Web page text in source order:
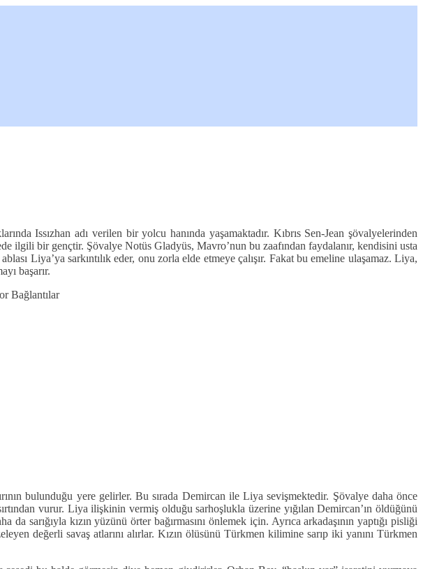
Issızhan adı verilen bir yolcu hanında yaşamaktadır. Kıbrıs Sen-Jean şövalyelerinden
ilgili bir gençtir. Şövalye Notüs Gladyüs, Mavro’nun bu zaafından faydalanır, kendisini usta
Liya’ya sarkıntılık eder, onu zorla elde etmeye çalışır. Fakat bu emeline ulaşamaz. Liya,
başarır.
Bağlantılar
bulunduğu yere gelirler. Bu sırada Demircan ile Liya sevişmektedir. Şövalye daha önce
vurur. Liya ilişkinin vermiş olduğu sarhoşlukla üzerine yığılan Demircan’ın öldüğünü
sarığıyla kızın yüzünü örter bağırmasını önlemek için. Ayrıca arkadaşının yaptığı pisliği
değerli savaş atlarını alırlar. Kızın ölüsünü Türkmen kilimine sarıp iki yanını Türkmen